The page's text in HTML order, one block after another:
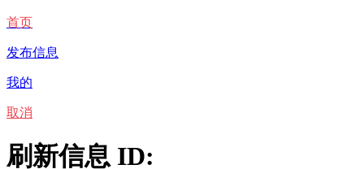
首页
发布信息
我的
取消
刷新信息 ID: